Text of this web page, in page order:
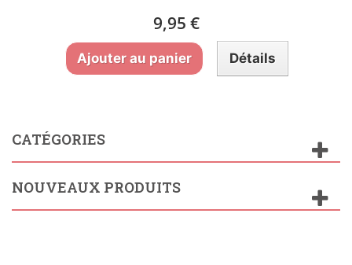
9,95 €
Ajouter au panier Détails
CATÉGORIES
NOUVEAUX PRODUITS